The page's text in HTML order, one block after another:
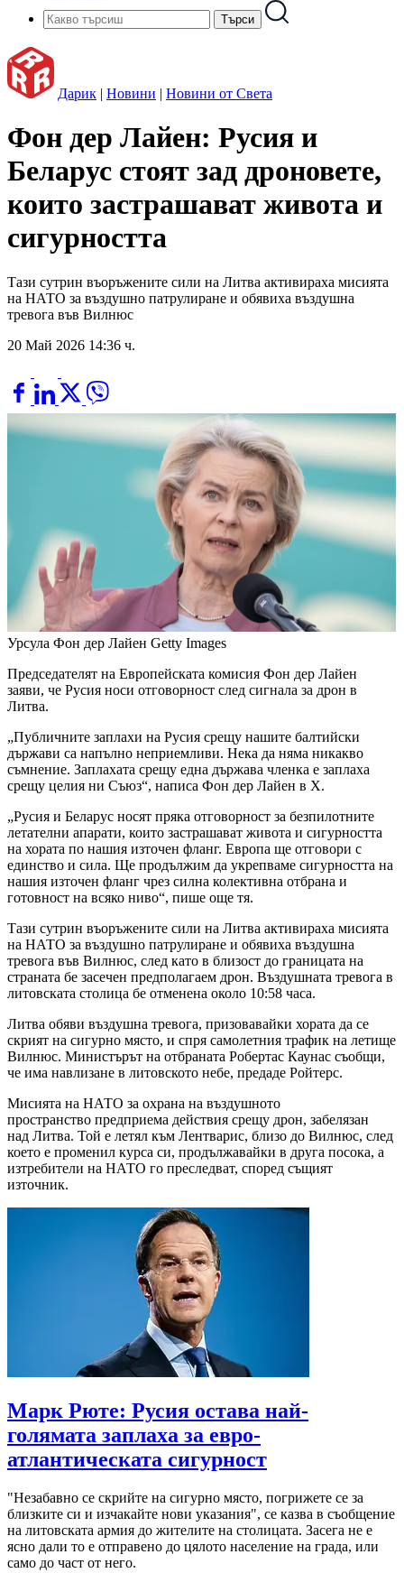
Дарик | Новини | Новини от Света
Фон дер Лайен: Русия и
Беларус стоят зад дроновете,
които застрашават живота и
сигурността
Тази сутрин въоръжените сили на Литва активираха мисията
на НАТО за въздушно патрулиране и обявиха въздушна
тревога във Вилнюс
20 Май 2026 14:36 ч.
Урсула Фон дер Лайен Getty Images
Председателят на Европейската комисия Фон дер Лайен
заяви, че Русия носи отговорност след сигнала за дрон в
Литва.
„Публичните заплахи на Русия срещу нашите балтийски
държави са напълно неприемливи. Нека да няма никакво
съмнение. Заплахата срещу една държава членка е заплаха
срещу целия ни Съюз“, написа Фон дер Лайен в X.
„Русия и Беларус носят пряка отговорност за безпилотните
летателни апарати, които застрашават живота и сигурността
на хората по нашия източен фланг. Европа ще отговори с
единство и сила. Ще продължим да укрепваме сигурността на
нашия източен фланг чрез силна колективна отбрана и
готовност на всяко ниво“, пише още тя.
Тази сутрин въоръжените сили на Литва активираха мисията
на НАТО за въздушно патрулиране и обявиха въздушна
тревога във Вилнюс, след като в близост до границата на
страната бе засечен предполагаем дрон. Въздушната тревога в
литовската столица бе отменена около 10:58 часа.
Литва обяви въздушна тревога, призовавайки хората да се
скрият на сигурно място, и спря самолетния трафик на летище
Вилнюс. Министърът на отбраната Робертас Каунас съобщи,
че има навлизане в литовското небе, предаде Ройтерс.
Мисията на НАТО за охрана на въздушното
пространство предприема действия срещу дрон, забелязан
над Литва. Той е летял към Лентварис, близо до Вилнюс, след
което е променил курса си, продължавайки в друга посока, а
изтребители на НАТО го преследват, според същият
източник.
Марк Рюте: Русия остава най-
голямата заплаха за евро-
атлантическата сигурност
"Незабавно се скрийте на сигурно място, погрижете се за
близките си и изчакайте нови указания", се казва в съобщение
на литовската армия до жителите на столицата. Засега не е
ясно дали то е отправено до цялото население на града, или
само до част от него.